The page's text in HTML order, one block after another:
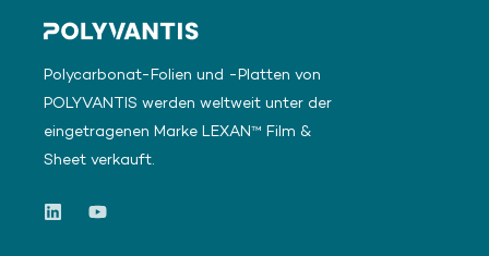
Polycarbonat-Folien und -Platten von
POLYVANTIS werden weltweit unter der
eingetragenen Marke LEXAN™ Film &
Sheet verkauft.